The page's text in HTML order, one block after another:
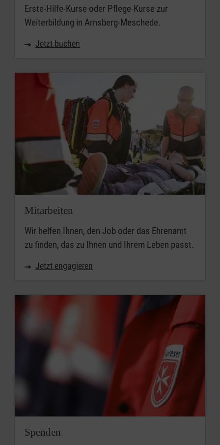
Erste-Hilfe-Kurse oder Pflege-Kurse zur
Weiterbildung in Arnsberg-Meschede.
Jetzt buchen
Mitarbeiten
Wir helfen Ihnen, den Job oder das Ehrenamt
zu finden, das zu Ihnen und Ihrem Leben passt.
Jetzt engagieren
Spenden